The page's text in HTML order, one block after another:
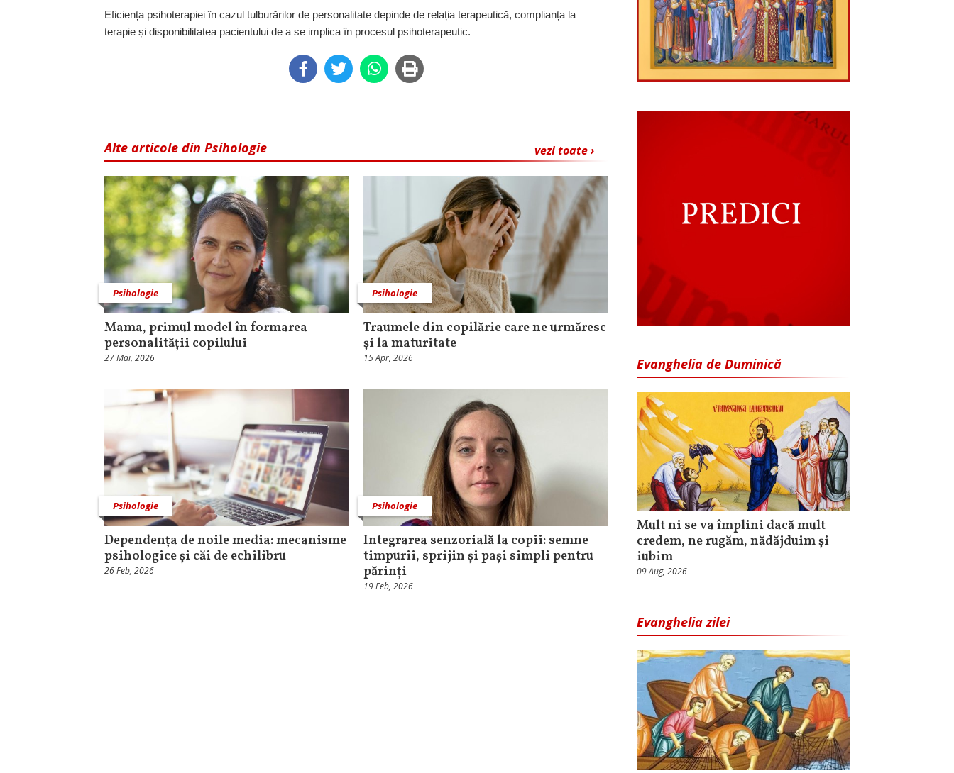
Eficiența psihoterapiei în cazul tulburărilor de personalitate depinde de relația terapeutică, complianța la
terapie și disponibilitatea pacientului de a se implica în procesul psihoterapeutic.
vezi toate ›
Alte articole din Psihologie
Psihologie
Mama, primul model în formarea
personalității copilului
27 Mai, 2026
Psihologie
Traumele din copilărie care ne urmăresc
și la maturitate
15 Apr, 2026
Psihologie
Dependența de noile media: mecanisme
psihologice și căi de echilibru
26 Feb, 2026
Psihologie
Integrarea senzorială la copii: semne
timpurii, sprijin și pași simpli pentru
părinți
19 Feb, 2026
Evanghelia de Duminică
Mult ni se va împlini dacă mult
credem, ne rugăm, nădăjduim și
iubim
09 Aug, 2026
Evanghelia zilei